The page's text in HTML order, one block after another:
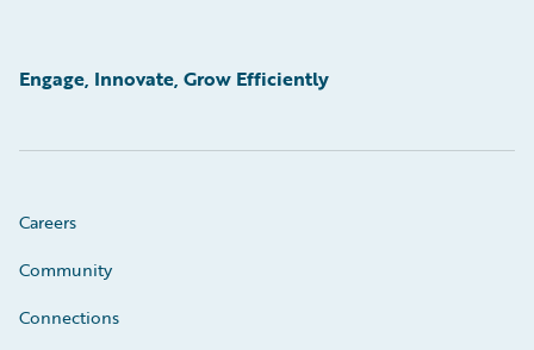
Engage, Innovate, Grow Efficiently
Careers
Community
Connections